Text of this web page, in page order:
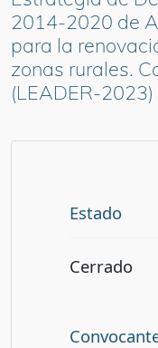
2014-2020 de
para la
zonas rurales.
(LEADER-2023)
Estado
Cerrado